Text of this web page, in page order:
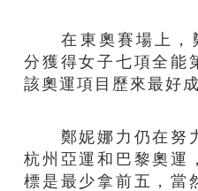
在東奧賽場上，
分獲得女子七項全能
該奧運項目歷來最好成
鄭妮娜力仍在努
杭州亞運和巴黎奧運
標是最少拿前五，當